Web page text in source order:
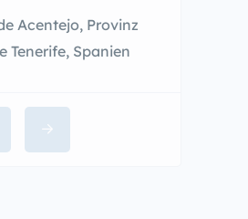
Acentejo, Provinz
Tenerife, Spanien